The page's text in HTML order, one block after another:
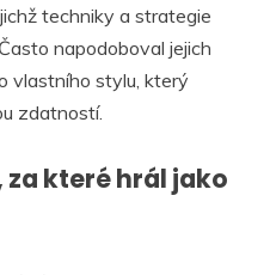
techniky a strategie
napodoboval jejich
vlastního stylu, který
zdatností.
které hrál jako